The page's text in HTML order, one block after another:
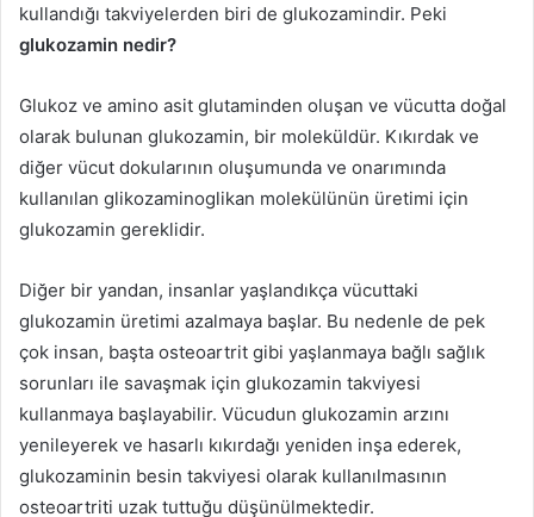
kullandığı takviyelerden biri de glukozamindir. Peki
glukozamin nedir?
Glukoz ve amino asit glutaminden oluşan ve vücutta doğal
olarak bulunan glukozamin, bir moleküldür. Kıkırdak ve
diğer vücut dokularının oluşumunda ve onarımında
kullanılan glikozaminoglikan molekülünün üretimi için
glukozamin gereklidir.
Diğer bir yandan, insanlar yaşlandıkça vücuttaki
glukozamin üretimi azalmaya başlar. Bu nedenle de pek
çok insan, başta osteoartrit gibi yaşlanmaya bağlı sağlık
sorunları ile savaşmak için glukozamin takviyesi
kullanmaya başlayabilir. Vücudun glukozamin arzını
yenileyerek ve hasarlı kıkırdağı yeniden inşa ederek,
glukozaminin besin takviyesi olarak kullanılmasının
osteoartriti uzak tuttuğu düşünülmektedir.